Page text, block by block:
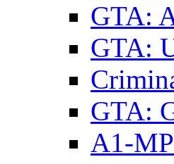
GTA:
GTA:
GTA:
A1-MP